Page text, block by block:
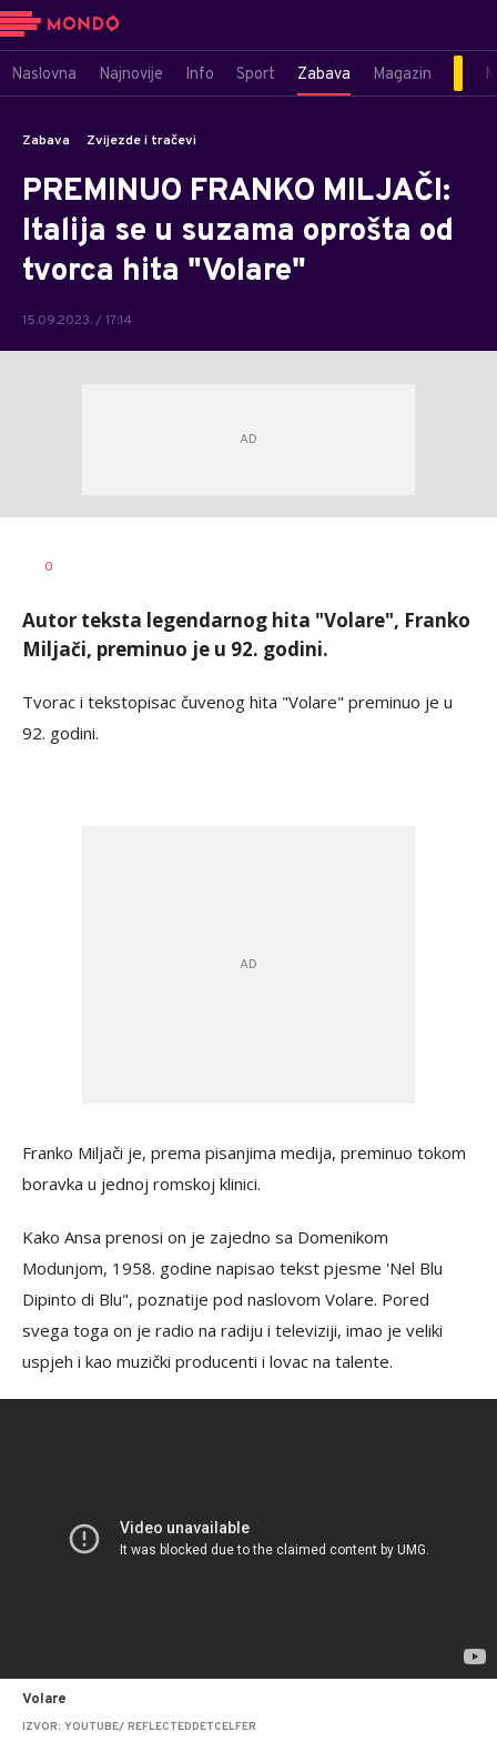
Naslovna Najnovije Info Sport Zabava Magazin
Zabava Zvijezde i tračevi
PREMINUO FRANKO MILJAČI:
Italija se u suzama oprošta od
tvorca hita "Volare"
15.09.2023. / 17:14
AUTOR
0
Autor teksta legendarnog hita "Volare", Franko
Miljači, preminuo je u 92. godini.
Tvorac i tekstopisac čuvenog hita "Volare" preminuo je u
92. godini.
Franko Miljači je, prema pisanjima medija, preminuo tokom
boravka u jednoj romskoj klinici.
Kako Ansa prenosi on je zajedno sa Domenikom
Modunjom, 1958. godine napisao tekst pjesme 'Nel Blu
Dipinto di Blu", poznatije pod naslovom Volare. Pored
svega toga on je radio na radiju i televiziji, imao je veliki
uspjeh i kao muzički producenti i lovac na talente.
Volare
IZVOR: YOUTUBE/ REFLECTEDDETCELFER